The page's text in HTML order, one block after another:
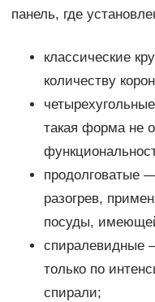
панель, где
классические
количеству
такая форма не
продолговатые
разогрев,
посуды,
спиралевидные
только по
спирали;